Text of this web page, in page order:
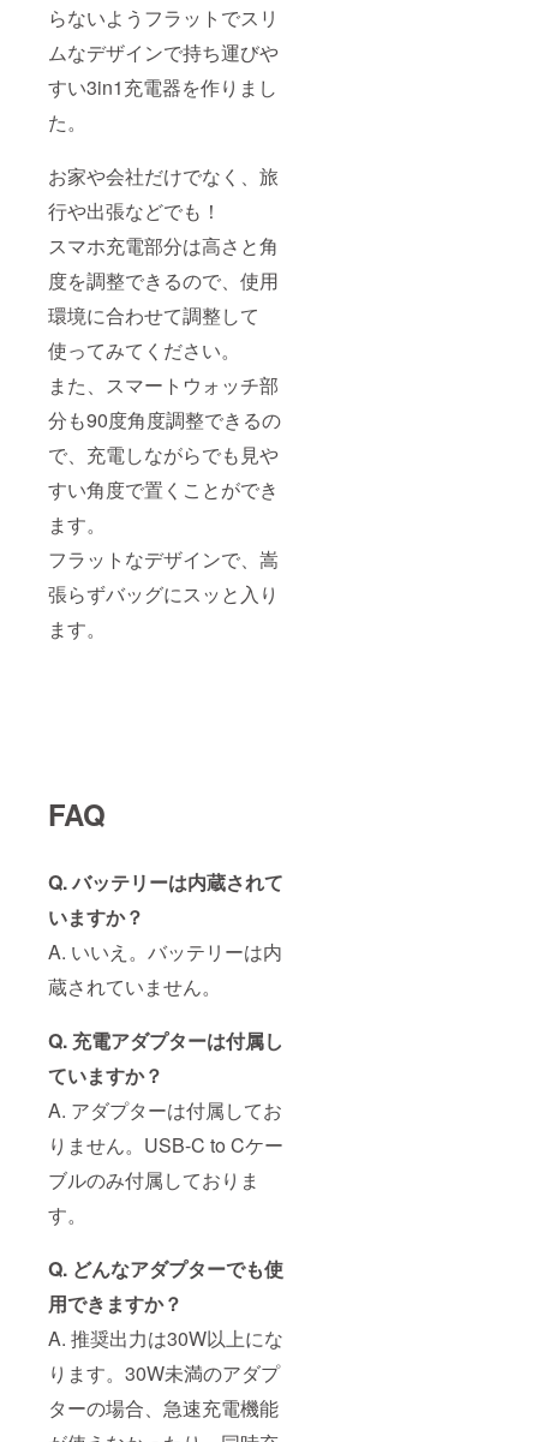
らないようフラットでスリ
ムなデザインで持ち運びや
すい3in1充電器を作りまし
た。
お家や会社だけでなく、旅
行や出張などでも！
スマホ充電部分は高さと角
度を調整できるので、使用
環境に合わせて調整して
使ってみてください。
また、スマートウォッチ部
分も90度角度調整できるの
で、充電しながらでも見や
すい角度で置くことができ
ます。
フラットなデザインで、嵩
張らずバッグにスッと入り
ます。
FAQ
Q. バッテリーは内蔵されて
いますか？
A. いいえ。バッテリーは内
蔵されていません。
Q. 充電アダプターは付属し
ていますか？
A. アダプターは付属してお
りません。USB-C to Cケー
ブルのみ付属しておりま
す。
Q. どんなアダプターでも使
用できますか？
A. 推奨出力は30W以上にな
ります。30W未満のアダプ
ターの場合、急速充電機能